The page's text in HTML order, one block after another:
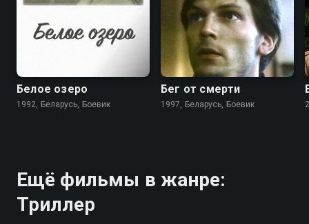
Белое озеро
1992, Беларусь, Боевик
5.5
Бег от смерти
1997, Беларусь, Боевик
Ещё фильмы в жанре:
Триллер